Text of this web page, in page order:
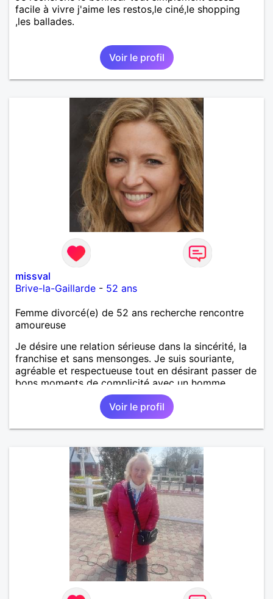
facile à vivre j'aime les restos,le ciné,le shopping
,les ballades.
Voir le profil
missval
Brive-la-Gaillarde - 52 ans
Femme divorcé(e) de 52 ans recherche rencontre
amoureuse
Je désire une relation sérieuse dans la sincérité, la
franchise et sans mensonges. Je suis souriante,
agréable et respectueuse tout en désirant passer de
bons moments de complicité avec un homme
voulant aller dans la même direction que moi.
Voir le profil